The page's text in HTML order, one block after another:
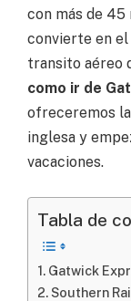
con más de 45
convierte en el
transito aéreo
como ir de
ofreceremos
inglesa y
vacaciones.
Tabla de
Gatwick
Southern